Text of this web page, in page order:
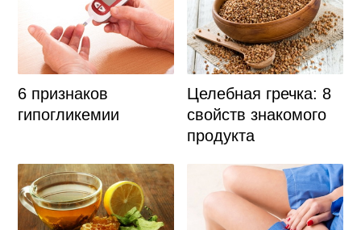
6 признаков
гипогликемии
Целебная гречка: 8
свойств знакомого
продукта